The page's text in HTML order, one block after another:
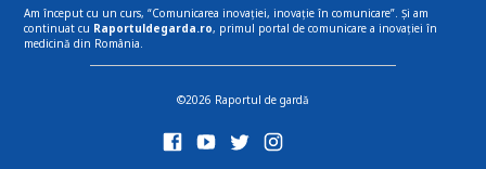
Am început cu un curs, “Comunicarea inovației, inovație în comunicare”. Și am
continuat cu Raportuldegarda.ro, primul portal de comunicare a inovației în
medicină din România.
©2026 Raportul de gardă